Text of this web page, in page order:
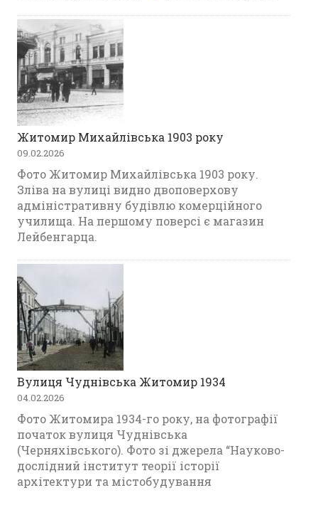
Житомир Михайлівська 1903 року
09.02.2026
Фото Житомир Михайлівська 1903 року.
Зліва на вулиці видно двоповерхову
адміністративну будівлю комерційного
училища. На першому поверсі є магазин
Лейбенгарца.
Вулиця Чуднівська Житомир 1934
04.02.2026
Фото Житомира 1934-го року, на фотографії
початок вулиця Чуднівська
(Черняхівського). Фото зі джерела “Науково-
дослідний інститут теорії історії
архітектури та містобудування